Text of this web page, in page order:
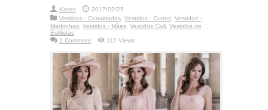
Karen
2017/02/25
Vestidos - Convidadas, Vestidos - Curtos, Vestidos -
Madrinhas, Vestidos - Mães, Vestidos Civil, Vestidos de
Estilistas
1 Comment
112 Views